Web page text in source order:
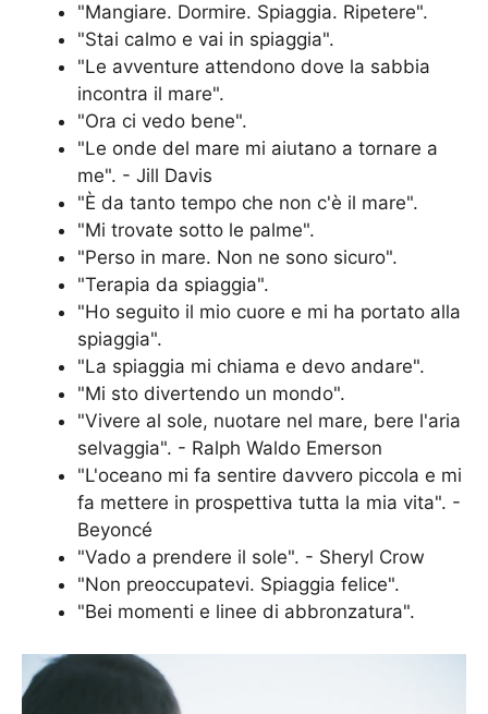
"Mangiare. Dormire. Spiaggia. Ripetere".
"Stai calmo e vai in spiaggia".
"Le avventure attendono dove la sabbia
incontra il mare".
"Ora ci vedo bene".
"Le onde del mare mi aiutano a tornare a
me". - Jill Davis
"È da tanto tempo che non c'è il mare".
"Mi trovate sotto le palme".
"Perso in mare. Non ne sono sicuro".
"Terapia da spiaggia".
"Ho seguito il mio cuore e mi ha portato alla
spiaggia".
"La spiaggia mi chiama e devo andare".
"Mi sto divertendo un mondo".
"Vivere al sole, nuotare nel mare, bere l'aria
selvaggia". - Ralph Waldo Emerson
"L'oceano mi fa sentire davvero piccola e mi
fa mettere in prospettiva tutta la mia vita". -
Beyoncé
"Vado a prendere il sole". - Sheryl Crow
"Non preoccupatevi. Spiaggia felice".
"Bei momenti e linee di abbronzatura".